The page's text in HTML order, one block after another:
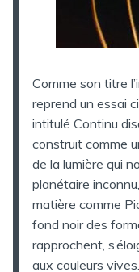
Comme son titre
reprend un essai
intitulé Continu
construit comme
de la lumière qui
planétaire
matière comme
fond noir des
rapprochent,
aux couleurs